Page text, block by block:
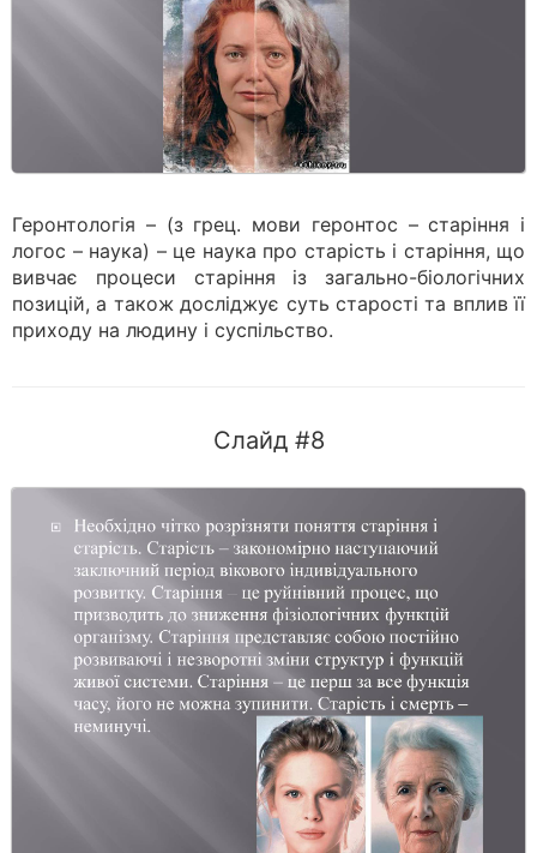
Геронтологія – (з грец. мови геронтос – старіння і
логос – наука) – це наука про старість і старіння, що
вивчає процеси старіння із загально-біологічних
позицій, а також досліджує суть старості та вплив її
приходу на людину і суспільство.
Слайд #8